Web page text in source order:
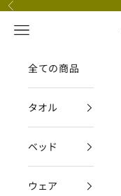
コンテンツへスキップ
前へ
メニュー
全ての商品
タオル
ベッド
ウェア